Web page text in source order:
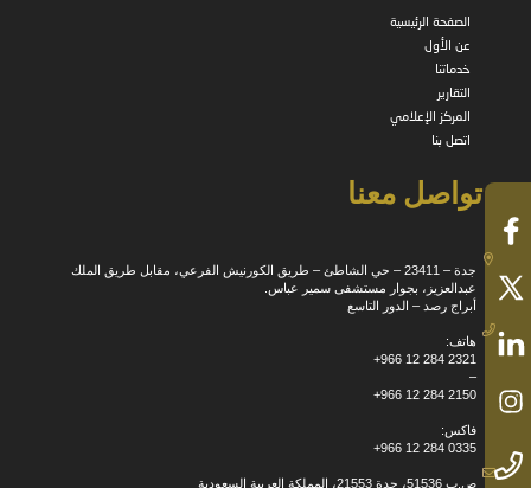
الصفحة الرئيسية
عن الأول
خدماتنا
التقارير
المركز الإعلامي
اتصل بنا
تواصل معنا
جدة – 23411 – حي الشاطئ – طريق الكورنيش الفرعي، مقابل طريق الملك
عبدالعزيز، بجوار مستشفى سمير عباس.
أبراج رصد – الدور التاسع
هاتف:
+966 12 284 2321
–
+966 12 284 2150
فاكس:
+966 12 284 0335
ص.ب 51536، جدة 21553، المملكة العربية السعودية